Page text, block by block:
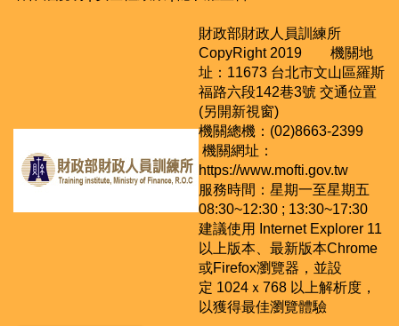
財政部財政人員訓練所
CopyRight 2019 機關地
址：11673 台北市文山區羅斯
福路六段142巷3號 交通位置
(另開新視窗)
機關總機：(02)8663-2399
機關網址：
https://www.mofti.gov.tw
服務時間：星期一至星期五
08:30~12:30 ; 13:30~17:30
建議使用 Internet Explorer 11
以上版本、最新版本Chrome
或Firefox瀏覽器，並設
定 1024ｘ768 以上解析度，
以獲得最佳瀏覽體驗